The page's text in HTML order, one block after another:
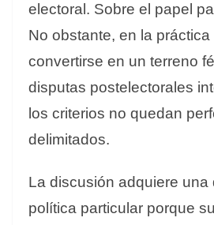
electoral. Sobre el papel
No obstante, en la práctica
convertirse en un terreno
disputas postelectorales
los criterios no quedan
delimitados.
La discusión adquiere una
política particular porque